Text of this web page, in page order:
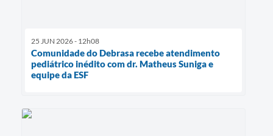
25 JUN 2026 - 12h08
Comunidade do Debrasa recebe atendimento
pediátrico inédito com dr. Matheus Suniga e
equipe da ESF